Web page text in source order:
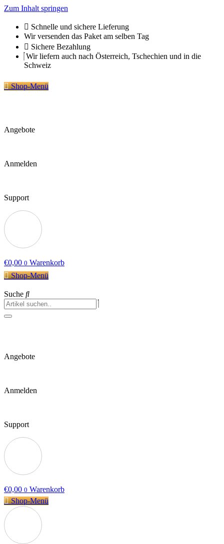
Zum Inhalt springen
Schnelle und sichere Lieferung
Wir versenden das Paket am selben Tag
Sichere Bezahlung
Wir liefern auch nach Österreich, Tschechien und in die
Schweiz
Shop-Menü
Angebote
Anmelden
Support
€0,00 0 Warenkorb
Shop-Menü
Suche
Angebote
Anmelden
Support
€0,00 0 Warenkorb
Shop-Menü